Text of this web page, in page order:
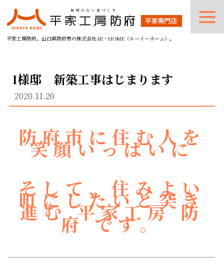
平家工房防府。山口県防府市の株式会社AE・HOME（エーイーホーム）。
I様邸 新築工事はじまります
2020.11.20
防府市に住む人を
笑顔いっぱいに
そして、住みよい
町にしたいと突き
進む 平家工房 防
府 です。